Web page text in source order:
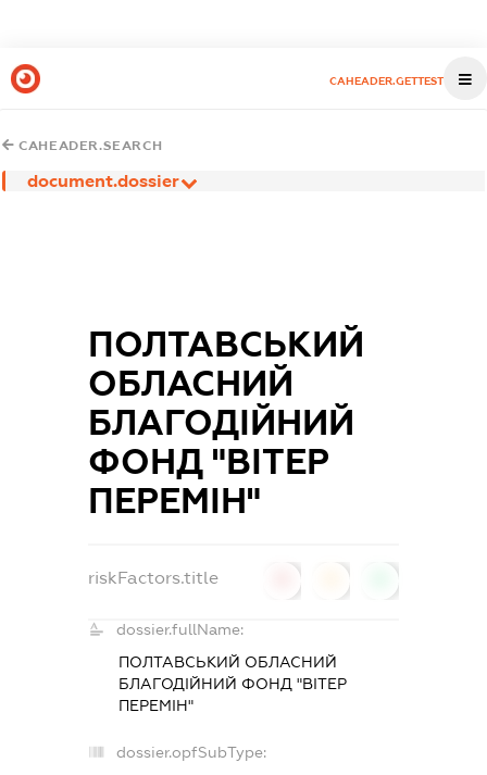
CAHEADER.GETTEST
CAHEADER.SEARCH
document.dossier
ПОЛТАВСЬКИЙ
ОБЛАСНИЙ
БЛАГОДІЙНИЙ
ФОНД "ВІТЕР
ПЕРЕМІН"
riskFactors.title
dossier.fullName:
ПОЛТАВСЬКИЙ ОБЛАСНИЙ
БЛАГОДІЙНИЙ ФОНД "ВІТЕР
ПЕРЕМІН"
dossier.opfSubType: